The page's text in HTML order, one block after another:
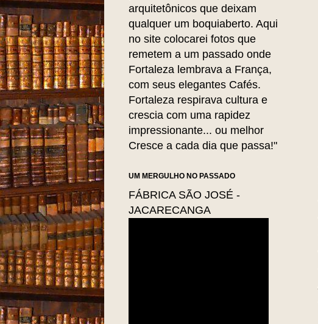
arquitetônicos que deixam
qualquer um boquiaberto. Aqui
no site colocarei fotos que
remetem a um passado onde
Fortaleza lembrava a França,
com seus elegantes Cafés.
Fortaleza respirava cultura e
crescia com uma rapidez
impressionante... ou melhor
Cresce a cada dia que passa!"
UM MERGULHO NO PASSADO
FÁBRICA SÃO JOSÉ -
JACARECANGA